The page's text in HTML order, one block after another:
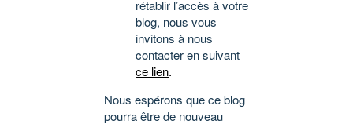
rétablir l’accès à votre
blog, nous vous
invitons à nous
contacter en suivant
ce lien.
Nous espérons que ce blog
pourra être de nouveau